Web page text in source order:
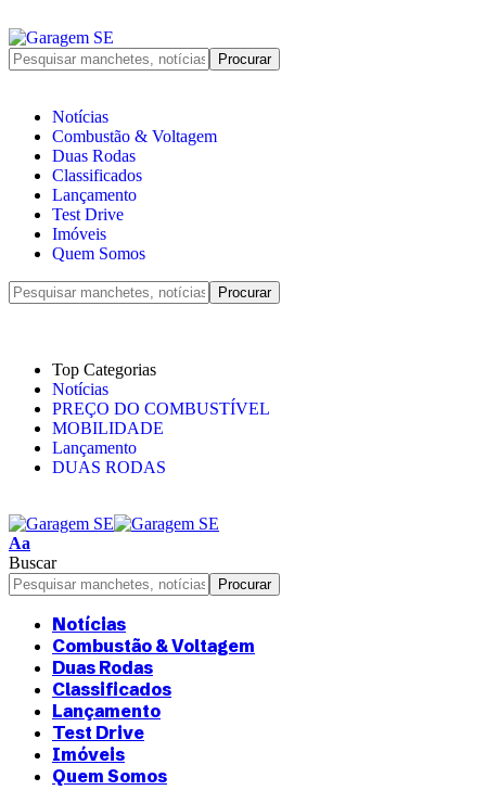
Notícias
Combustão & Voltagem
Duas Rodas
Classificados
Lançamento
Test Drive
Imóveis
Quem Somos
Top Categorias
Notícias
PREÇO DO COMBUSTÍVEL
MOBILIDADE
Lançamento
DUAS RODAS
Aa
Buscar
Notícias
Combustão & Voltagem
Duas Rodas
Classificados
Lançamento
Test Drive
Imóveis
Quem Somos